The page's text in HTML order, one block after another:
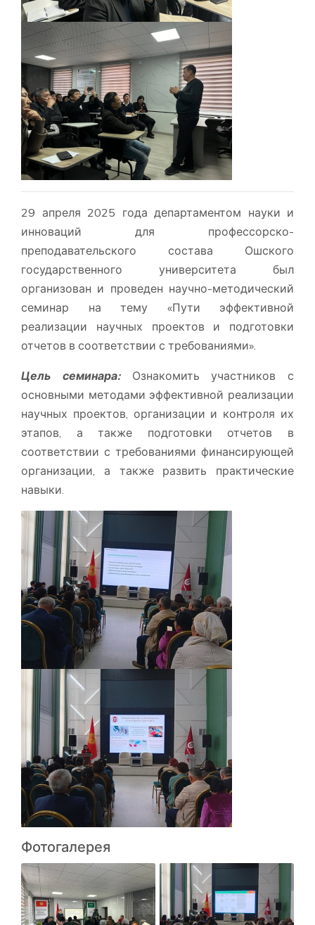
29 апреля 2025 года департаментом науки и
инноваций для профессорско-
преподавательского состава Ошского
государственного университета был
организован и проведен научно-методический
семинар на тему «Пути эффективной
реализации научных проектов и подготовки
отчетов в соответствии с требованиями».
Цель семинара:
Ознакомить участников с
основными методами эффективной реализации
научных проектов, организации и контроля их
этапов, а также подготовки отчетов в
соответствии с требованиями финансирующей
организации, а также развить практические
навыки.
Фотогалерея